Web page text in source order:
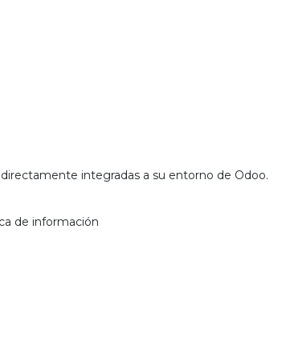
integradas a su entorno de Odoo.
de información